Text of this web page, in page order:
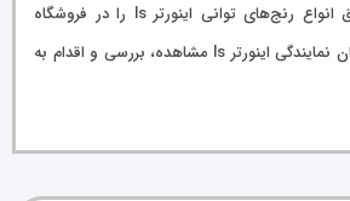
می‌توانید مشخصات دقیق انواع رنج‌های توانی اینورتر ls را در فروشگاه
اینترنتی الکتروبازار به‌عنوان نمایندگی اینورتر ls مشاهده، بررسی و اقدام به